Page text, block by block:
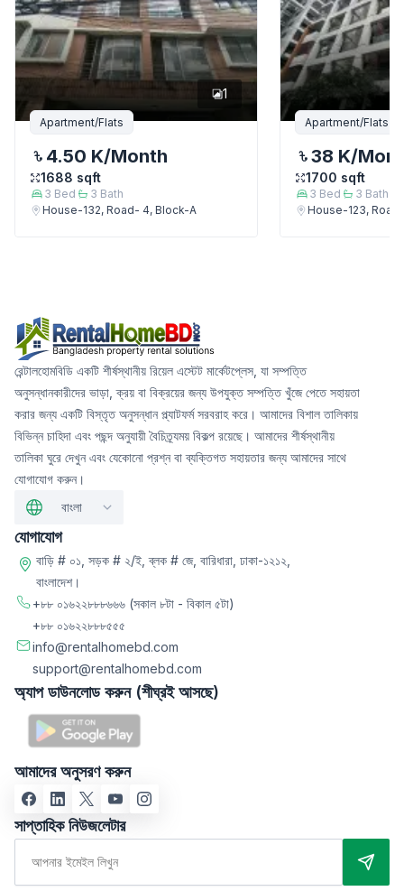
1
Apartment/Flats
4.50 K/Month
1688 sqft
3 Bed 3 Bath
House-132, Road- 4, Block-A
Apartment/Flats
38 K/
1700 sqft
3 Bed 3 Bath
House-123,
রেন্টালহোমবিডি একটি শীর্ষস্থানীয় রিয়েল এস্টেট মার্কেটপ্লেস, যা সম্পত্তি
অনুসন্ধানকারীদের ভাড়া, ক্রয় বা বিক্রয়ের জন্য উপযুক্ত সম্পত্তি খুঁজে পেতে সহায়তা
করার জন্য একটি বিস্তৃত অনুসন্ধান প্ল্যাটফর্ম সরবরাহ করে। আমাদের বিশাল তালিকায়
বিভিন্ন চাহিদা এবং পছন্দ অনুযায়ী বৈচিত্র্যময় বিকল্প রয়েছে। আমাদের শীর্ষস্থানীয়
তালিকা ঘুরে দেখুন এবং যেকোনো প্রশ্ন বা ব্যক্তিগত সহায়তার জন্য আমাদের সাথে
যোগাযোগ করুন।
বাংলা
যোগাযোগ
বাড়ি # ০১, সড়ক # ২/ই, ব্লক # জে, বারিধারা, ঢাকা-১২১২,
বাংলাদেশ।
+৮৮ ০১৬২২৮৮৮৬৬৬ (সকাল ৮টা - বিকাল ৫টা)
+৮৮ ০১৬২২৮৮৮৫৫৫
info@rentalhomebd.com
support@rentalhomebd.com
অ্যাপ ডাউনলোড করুন (শীঘ্রই আসছে)
আমাদের অনুসরণ করুন
সাপ্তাহিক নিউজলেটার